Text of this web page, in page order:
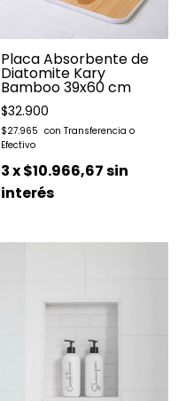
Placa Absorbente de
Diatomite Kary
Bamboo 39x60 cm
$32.900
$27.965
3x$10.966,67sin
interés